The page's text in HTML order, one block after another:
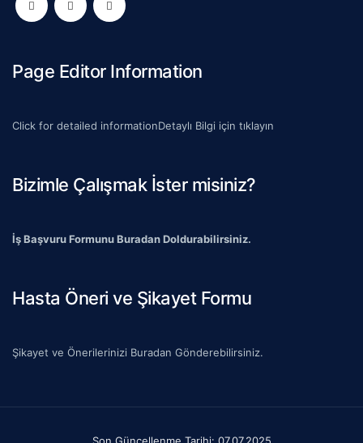
Page Editor Information
Click for detailed informationDetaylı Bilgi için tıklayın
Bizimle Çalışmak İster misiniz?
İş Başvuru Formunu Buradan Doldurabilirsiniz.
Hasta Öneri ve Şikayet Formu
Şikayet ve Önerilerinizi Buradan Gönderebilirsiniz.